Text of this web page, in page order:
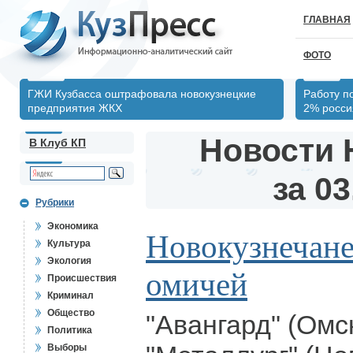
ГЛАВНАЯ
ФОТО
ГЖИ Кузбасса оштрафовала новокузнецкие
предприятия ЖКХ
Работу
2%
В Клуб КП
Рубрики
Экономика
Культура
Экология
Происшествия
Криминал
Общество
Политика
Выборы
Новости
за
омичей
"Авангард"